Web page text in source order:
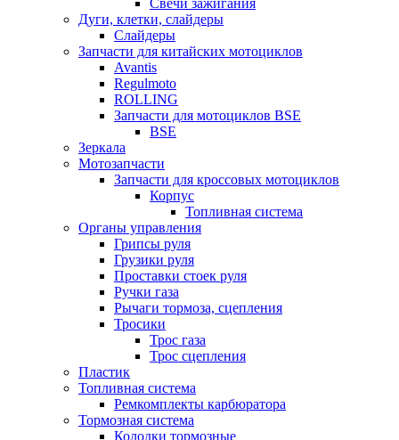
Дуги, клетки, слайдеры
Слайдеры
Запчасти для китайских мотоциклов
Avantis
Regulmoto
ROLLING
Запчасти для мотоциклов BSE
BSE
Зеркала
Мотозапчасти
Запчасти для кроссовых мотоциклов
Корпус
Топливная система
Органы управления
Грипсы руля
Грузики руля
Проставки стоек руля
Ручки газа
Рычаги тормоза, сцепления
Тросики
Трос газа
Трос сцепления
Пластик
Топливная система
Ремкомплекты карбюратора
Тормозная система
Колодки тормозные